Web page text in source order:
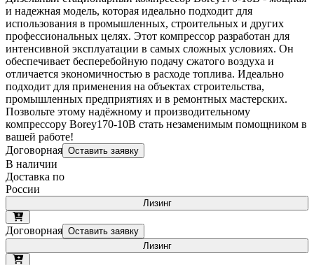
и надежная модель, которая идеально подходит для
использования в промышленных, строительных и других
профессиональных целях. Этот компрессор разработан для
интенсивной эксплуатации в самых сложных условиях. Он
обеспечивает бесперебойную подачу сжатого воздуха и
отличается экономичностью в расходе топлива. Идеально
подходит для применения на объектах строительства,
промышленных предприятиях и в ремонтных мастерских.
Позвольте этому надёжному и производительному
компрессору Borey170-10B стать незаменимым помощником в
вашей работе!
Договорная Оставить заявку
В наличии
Доставка по
России
Лизинг
Договорная Оставить заявку
Лизинг